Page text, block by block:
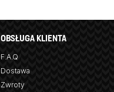
OBSŁUGA KLIENTA
F.A.Q
Dostawa
Zwroty